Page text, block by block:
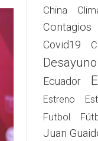
China
Contagios
Covid19
Desayuno
Ecuador
Estreno
Futbol
Juan